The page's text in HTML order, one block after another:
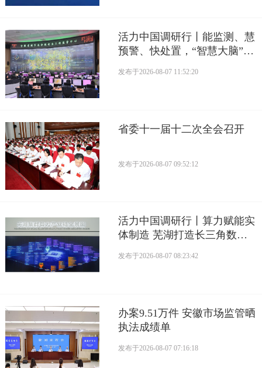
活力中国调研行丨能监测、慧
预警、快处置，“智慧大脑”守
发布于2026-08-07 11:52:20
省委十一届十二次全会召开
发布于2026-08-07 09:52:12
活力中国调研行丨算力赋能实
体制造 芜湖打造长三角数字
发布于2026-08-07 08:23:42
办案9.51万件 安徽市场监管晒
执法成绩单
发布于2026-08-07 07:16:18